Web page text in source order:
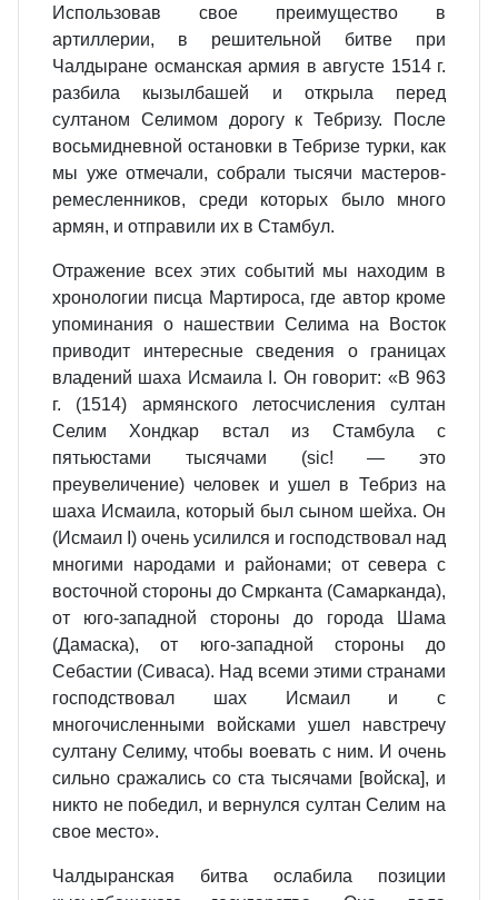
Использовав свое преимущество в
артиллерии, в решительной битве при
Чалдыране османская армия в августе 1514 г.
разбила кызылбашей и открыла перед
султаном Селимом дорогу к Тебризу. После
восьмидневной остановки в Тебризе турки, как
мы уже отмечали, собрали тысячи мастеров-
ремесленников, среди которых было много
армян, и отправили их в Стамбул.
Отражение всех этих событий мы находим в
хронологии писца Мартироса, где автор кроме
упоминания о нашествии Селима на Восток
приводит интересные сведения о границах
владений шаха Исмаила I. Он говорит: «В 963
г. (1514) армянского летосчисления султан
Селим Хондкар встал из Стамбула с
пятьюстами тысячами (sic! — это
преувеличение) человек и ушел в Тебриз на
шаха Исмаила, который был сыном шейха. Он
(Исмаил I) очень усилился и господствовал над
многими народами и районами; от севера с
восточной стороны до Смрканта (Самарканда),
от юго-западной стороны до города Шама
(Дамаска), от юго-западной стороны до
Себастии (Сиваса). Над всеми этими странами
господствовал шах Исмаил и с
многочисленными войсками ушел навстречу
султану Селиму, чтобы воевать с ним. И очень
сильно сражались со ста тысячами [войска], и
никто не победил, и вернулся султан Селим на
свое место».
Чалдыранская битва ослабила позиции